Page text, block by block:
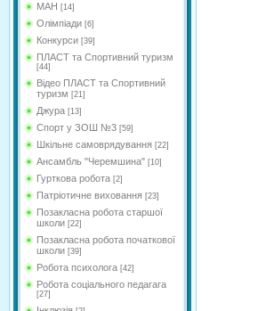
МАН [14]
Олімпіади [6]
Конкурси [39]
ПЛАСТ та Спортивний туризм
[44]
Відео ПЛАСТ та Спортивний
туризм [21]
Джура [13]
Спорт у ЗОШ №3 [59]
Шкільне самоврядування [22]
Ансамбль "Черемшина" [10]
Гурткова робота [2]
Патріотичне виховання [23]
Позакласна робота старшої
школи [22]
Позакласна робота початкової
школи [39]
Робота психолога [42]
Робота соціального педагага
[27]